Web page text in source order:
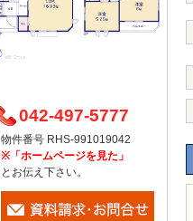
042-497-5777
物件番号 RHS-991019042
※「ホームページを見た」
とお伝え下さい。